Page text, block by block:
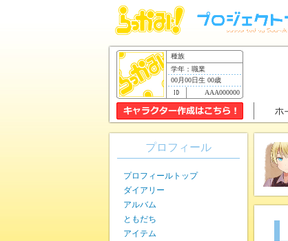
種族
学年：職業
00月00日生 00歳
AAA000000
プロフィール
プロフィールトップ
ダイアリー
アルバム
ともだち
アイテム